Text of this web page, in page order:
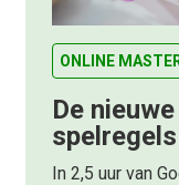
ONLINE
De nieuwe
spelregels
In 2,5 uur van